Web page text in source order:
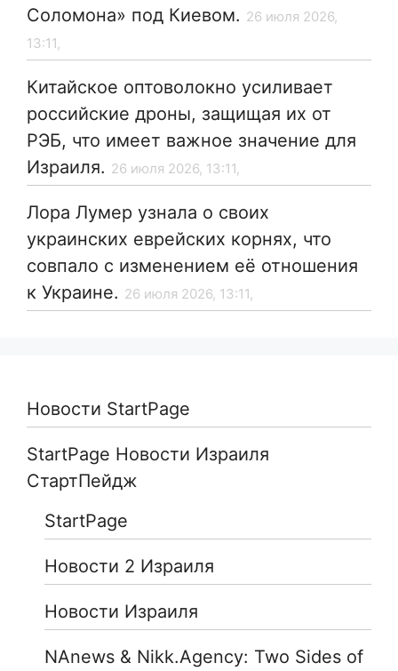
Соломона» под Киевом. 26 июля 2026,
13:11,
Китайское оптоволокно усиливает
российские дроны, защищая их от
РЭБ, что имеет важное значение для
Израиля. 26 июля 2026, 13:11,
Лора Лумер узнала о своих
украинских еврейских корнях, что
совпало с изменением её отношения
к Украине. 26 июля 2026, 13:11,
Новости StartPage
StartPage Новости Израиля
СтартПейдж
StartPage
Новости 2 Израиля
Новости Израиля
NAnews & Nikk.Agency: Two Sides of